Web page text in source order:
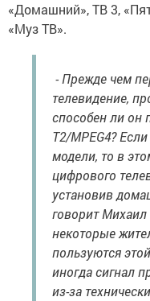
«Домашний», ТВ 3,
«Муз ТВ».
- Прежде чем
телевидение,
способен ли он
T2/MPEG4?
модели, то в
цифрового
установив
говорит Михаил
некоторые
пользуются
иногда сигнал
из-за